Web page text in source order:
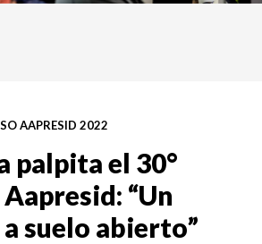
AAPRESID 2022
palpita el 30°
“Un
suelo abierto”